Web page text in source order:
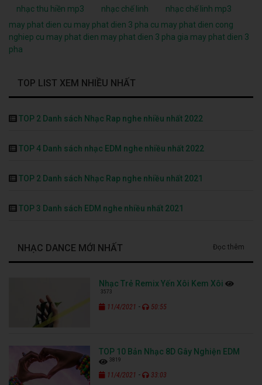
nhạc thu hiền mp3 nhạc chế linh
nhạc chế linh mp3
may phat dien cu may phat dien 3 pha cu may phat dien cong
nghiep cu may phat dien may phat dien 3 pha gia may phat dien 3
pha
TOP LIST XEM NHIỀU NHẤT
TOP 2 Danh sách Nhạc Rap nghe nhiều nhất 2022
TOP 4 Danh sách nhạc EDM nghe nhiều nhất 2022
TOP 2 Danh sách Nhạc Rap nghe nhiều nhất 2021
TOP 3 Danh sách EDM nghe nhiều nhất 2021
NHẠC DANCE MỚI NHẤT Đọc thêm
Nhạc Trẻ Remix Yến Xôi Kem Xôi
3573
11/4/2021 - 50:55
TOP 10 Bản Nhạc 8D Gây Nghiện EDM
3819
11/4/2021 - 33:03